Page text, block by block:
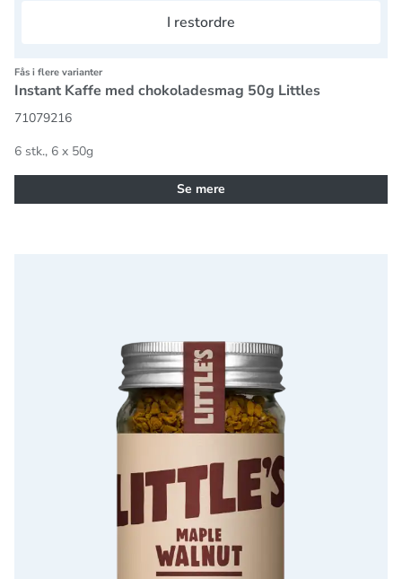
I restordre
Fås i flere varianter
Instant Kaffe med chokoladesmag 50g Littles
71079216
6 stk., 6 x 50g
Se mere